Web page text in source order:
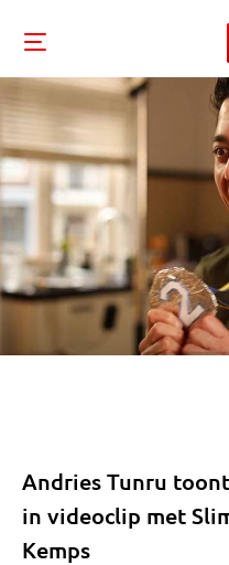
Andries Tunru
in videoclip met
Kemps